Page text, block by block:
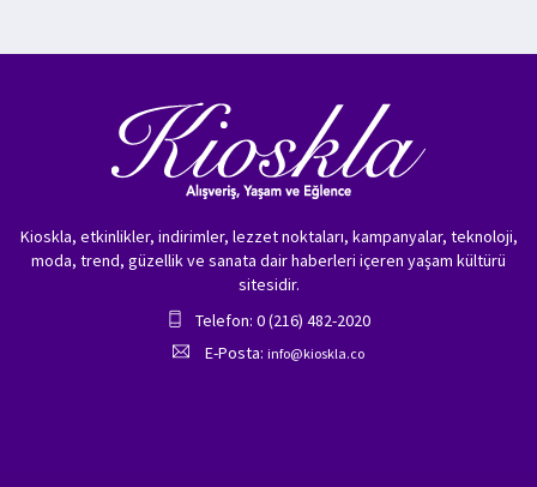
Kioskla, etkinlikler, indirimler, lezzet noktaları, kampanyalar, teknoloji,
moda, trend, güzellik ve sanata dair haberleri içeren yaşam kültürü
sitesidir.
Telefon: 0 (216) 482-2020
E-Posta: info@kioskla.co